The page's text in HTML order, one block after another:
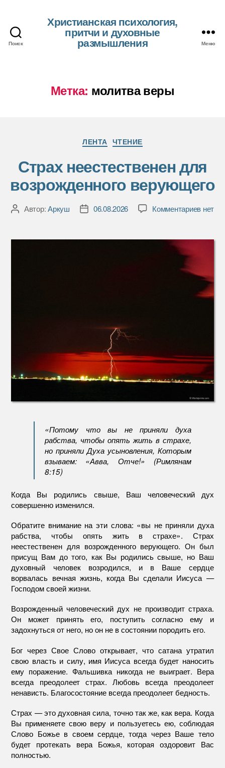
Поиск
Христианская психология,
притчи и духовные
размышления Меню
Метка: молитва веры
Рубрики
ЛЕНТА ЧТЕНИЕ
Страх неестественен для
возрожденного верующего
АвторАвтор:Аркуш
Дата06.08.2026 Комментариевкнет
«Потому что вы не приняли духа
рабства, чтобы опять жить в страхе,
но приняли Духа усыновления, Которым
взываем: «Авва, Отче!» (Римлянам
8:15)
Когда Вы родились свыше, Ваш человеческий дух
совершенно изменился.
Обратите внимание на эти слова: «вы не приняли духа
рабства, чтобы опять жить в страхе». Страх
неестественен для возрожденного верующего. Он был
присущ Вам до того, как Вы родились свыше, но Ваш
духовный человек возродился, и в Ваше сердце
ворвалась вечная жизнь, когда Вы сделали Иисуса —
Господом своей жизни.
Возрожденный человеческий дух не производит страха.
Он может принять его, поступить согласно ему и
задохнуться от него, но он не в состоянии породить его.
Бог через Свое Слово открывает, что сатана утратил
свою власть и силу, имя Иисуса всегда будет наносить
ему поражение. Фальшивка никогда не выиграет. Вера
всегда преодолеет страх. Любовь всегда преодолеет
ненависть. Благосостояние всегда преодолеет бедность.
Страх — это духовная сила, точно так же, как вера. Когда
Вы применяете свою веру и пользуетесь ею, соблюдая
Слово Божье в своем сердце, тогда через Ваше тело
будет протекать вера Божья, которая оздоровит Вас
полностью.